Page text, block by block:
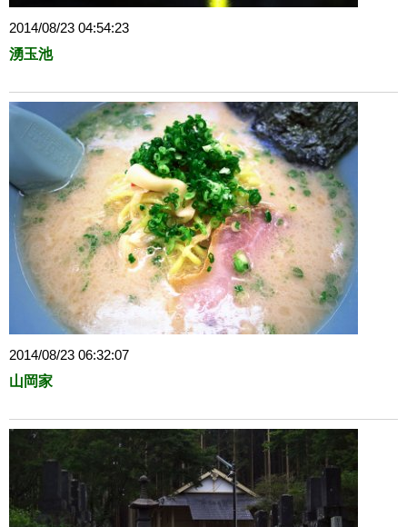
2014/08/23 04:54:23
湧玉池
2014/08/23 06:32:07
山岡家